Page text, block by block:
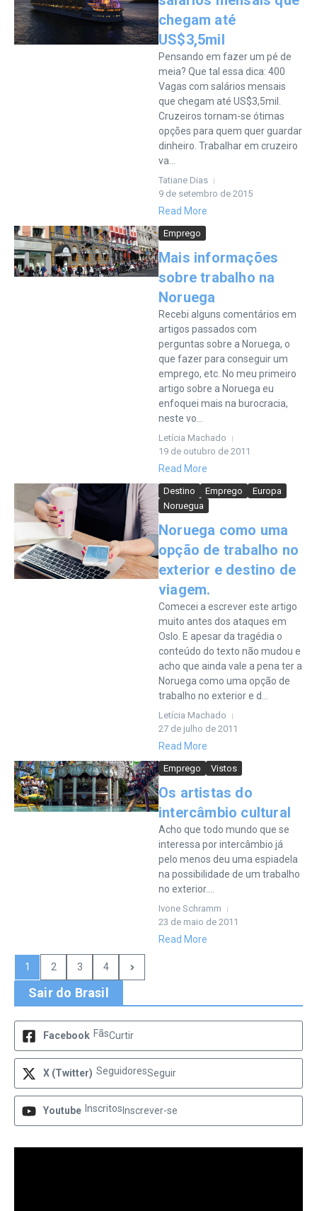
chegam até
US$3,5mil
Pensando em fazer um pé de
meia? Que tal essa dica: 400
Vagas com salários mensais
que chegam até US$3,5mil.
Cruzeiros tornam-se ótimas
opções para quem quer guardar
dinheiro. Trabalhar em cruzeiro
va...
Tatiane Dias
9 de setembro de 2015
Read More
Emprego
Mais informações
sobre trabalho na
Noruega
Recebi alguns comentários em
artigos passados com
perguntas sobre a Noruega, o
que fazer para conseguir um
emprego, etc. No meu primeiro
artigo sobre a Noruega eu
enfoquei mais na burocracia,
neste vo...
Letícia Machado
19 de outubro de 2011
Read More
Destino Emprego
Europa
Noruegua
Noruega como uma
opção de trabalho no
exterior e destino de
viagem.
Comecei a escrever este artigo
muito antes dos ataques em
Oslo. E apesar da tragédia o
conteúdo do texto não mudou e
acho que ainda vale a pena ter a
Noruega como uma opção de
trabalho no exterior e d...
Letícia Machado
27 de julho de 2011
Read More
Emprego Vistos
Os artistas do
intercâmbio cultural
Acho que todo mundo que se
interessa por intercâmbio já
pelo menos deu uma espiadela
na possibilidade de um trabalho
no exterior....
Ivone Schramm
23 de maio de 2011
Read More
1 2 3 4
Sair do Brasil
Facebook FãsCurtir
X (Twitter) SeguidoresSeguir
Youtube Inscritos Inscrever-se